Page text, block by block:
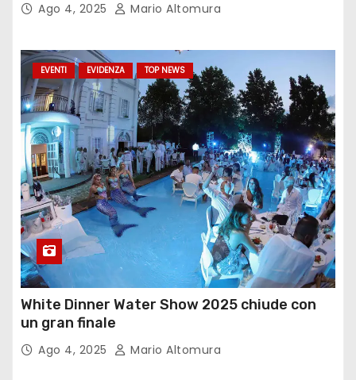
Ago 4, 2025 Mario Altomura
EVENTI EVIDENZA TOP NEWS
White Dinner Water Show 2025 chiude con
un gran finale
Ago 4, 2025 Mario Altomura